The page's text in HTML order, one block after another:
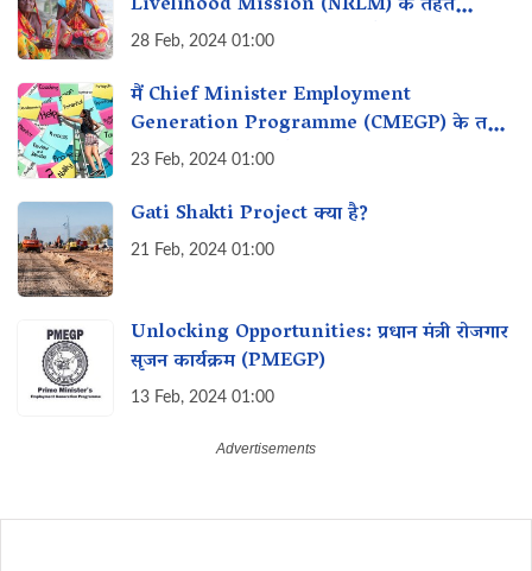
व्यवसाय शुरू करने के लिए loan कैसे मिल सकता
28 Feb, 2024 01:00
मैं Chief Minister Employment
Generation Programme (CMEGP) के तहत
रोजगार के लिए लाभ कैसे प्राप्त कर सकता हूं?
23 Feb, 2024 01:00
Gati Shakti Project क्या है?
21 Feb, 2024 01:00
Unlocking Opportunities: प्रधान मंत्री रोजगार
सृजन कार्यक्रम (PMEGP)
13 Feb, 2024 01:00